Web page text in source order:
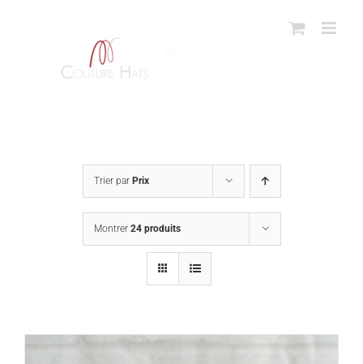
Trier par Prix
Montrer 24 produits